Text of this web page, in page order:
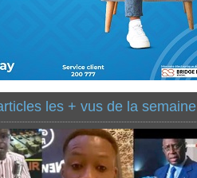
les + vus de la semaine